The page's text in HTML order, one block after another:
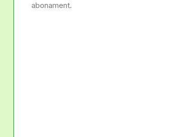
abonament.